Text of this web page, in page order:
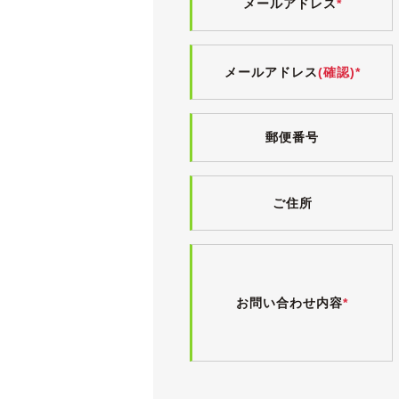
エアコンも問題なく効いています。
足回りもシッカリとした印象です。
前回車検時は認証工場で24ヶ月点検
業者オークション仕入れですので、
メールアドレス*
メールアドレス(確認)*
郵便番号
ご住所
お問い合わせ内容*